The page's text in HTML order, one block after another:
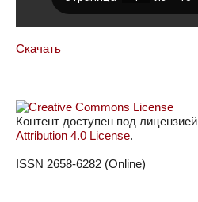
Скачать
Контент доступен под лицензией
Attribution 4.0 License.
ISSN 2658-6282 (Online)